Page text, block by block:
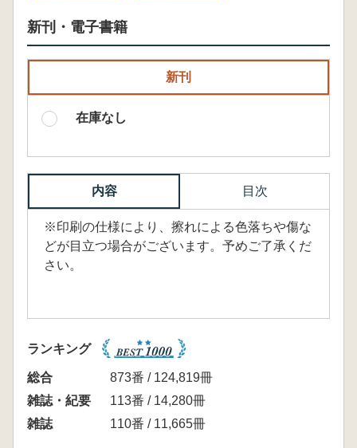
新刊・電子書籍
新刊
在庫なし
内容 目次
※印刷の仕様により、擦れによる色落ちや傷な
どが目立つ場合がございます。予めご了承くだ
さい。
ランキング
総合
873番 / 124,819冊
雑誌・紀要
113番 / 14,280冊
雑誌
110番 / 11,665冊